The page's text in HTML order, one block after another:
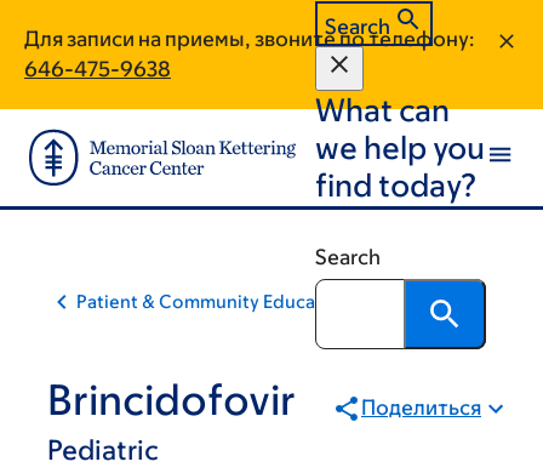
main
content
footer
Для записи на приемы, звоните по телефону:
646-475-9638
Search
What can
we help you
find today?
Search
Patient & Community Education
Brincidofovir
Pediatric
Поделиться